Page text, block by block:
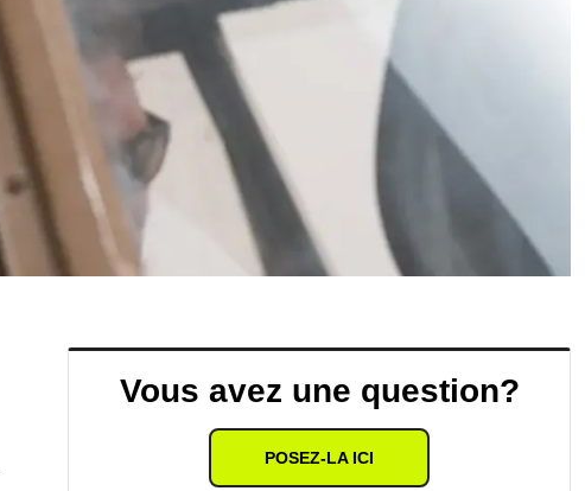
Vous avez une question?
POSEZ-LA ICI